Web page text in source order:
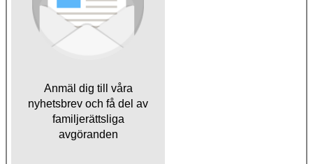
Anmäl dig till våra
nyhetsbrev och få del av
familjerättsliga
avgöranden